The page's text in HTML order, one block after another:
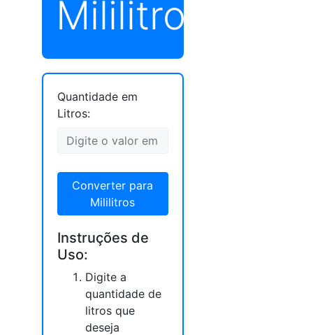
Mililitros
Quantidade em
Litros:
Converter para
Mililitros
Instruções de
Uso:
Digite a
quantidade de
litros que
deseja